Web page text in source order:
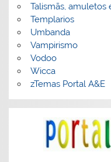
Talismãs, amuletos
Templarios
Umbanda
Vampirismo
Vodoo
Wicca
zTemas Portal A&E